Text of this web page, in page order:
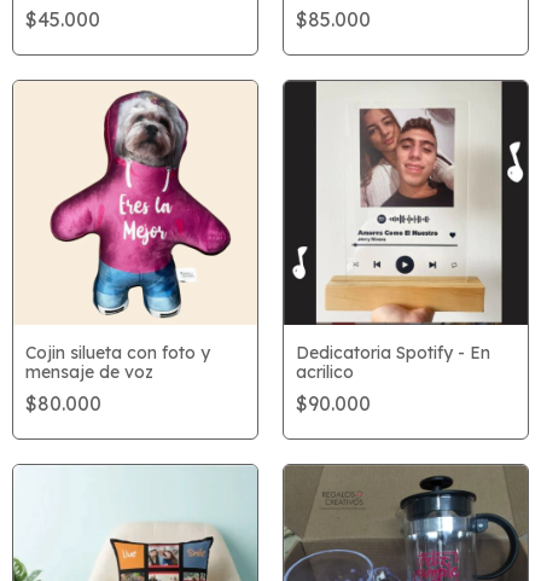
$45.000 $85.000
Cojin silueta con foto y
mensaje de voz
$80.000
Dedicatoria Spotify - En
acrilico
$90.000